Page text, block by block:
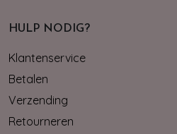
HULP NODIG?
Klantenservice
Betalen
Verzending
Retourneren